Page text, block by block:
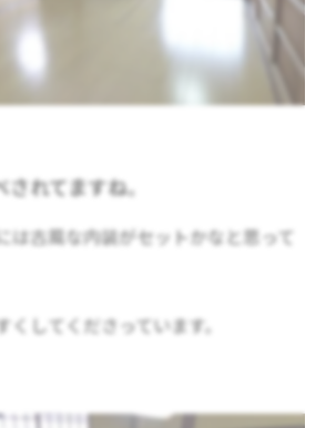
れてますね。
は古風な内装がセットかなと思って
くしてくださっています。